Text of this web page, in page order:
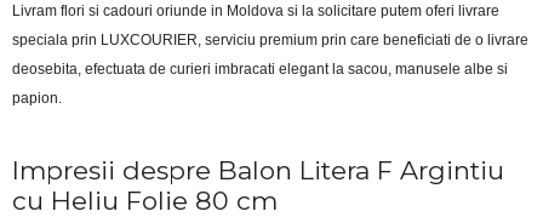
Livram flori si cadouri oriunde in Moldova si la solicitare putem oferi livrare
speciala prin LUXCOURIER, serviciu premium prin care beneficiati de o livrare
deosebita, efectuata de curieri imbracati elegant la sacou, manusele albe si
papion.
Impresii despre Balon Litera F Argintiu
cu Heliu Folie 80 cm